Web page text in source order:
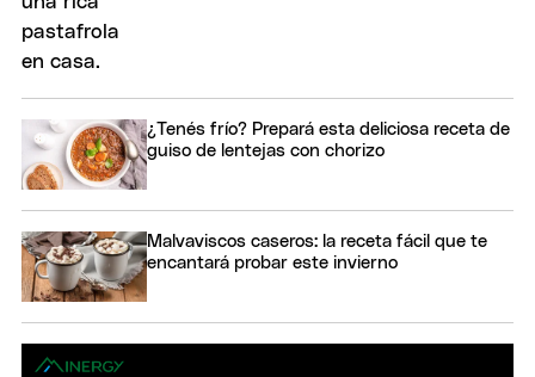
¿Tenés frío? Prepará esta deliciosa receta de
guiso de lentejas con chorizo
Malvaviscos caseros: la receta fácil que te
encantará probar este invierno